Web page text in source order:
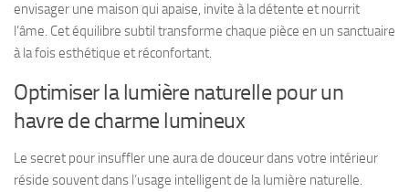
envisager une maison qui apaise, invite à la détente et nourrit
l’âme. Cet équilibre subtil transforme chaque pièce en un sanctuaire
à la fois esthétique et réconfortant.
Optimiser la lumière naturelle pour un
havre de charme lumineux
Le secret pour insuffler une aura de douceur dans votre intérieur
réside souvent dans l’usage intelligent de la lumière naturelle.